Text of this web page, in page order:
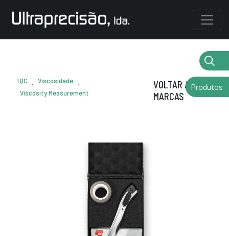
TQC . Viscosidade .
Viscosity Measurement
VOLTAR AS
MARCAS
Produtos